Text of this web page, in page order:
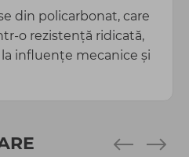
din policarbonat, care
o rezistență ridicată,
influențe mecanice și